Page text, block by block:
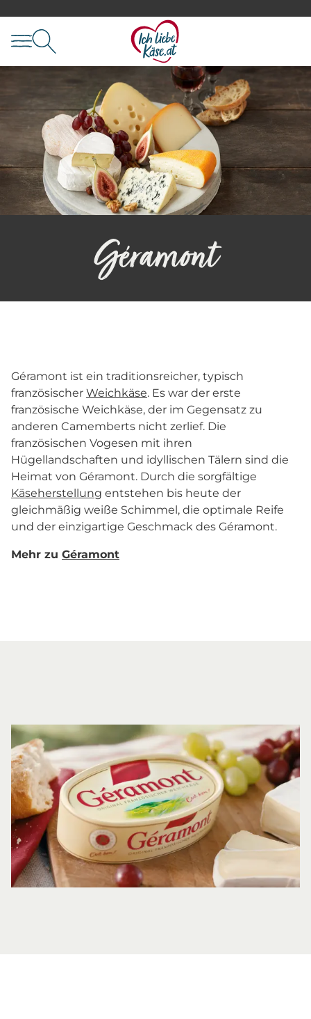
Géramont
Géramont ist ein traditionsreicher, typisch
französischer Weichkäse. Es war der erste
französische Weichkäse, der im Gegensatz zu
anderen Camemberts nicht zerlief. Die
französischen Vogesen mit ihren
Hügellandschaften und idyllischen Tälern sind die
Heimat von Géramont. Durch die sorgfältige
Käseherstellung entstehen bis heute der
gleichmäßig weiße Schimmel, die optimale Reife
und der einzigartige Geschmack des Géramont.
Mehr zu Géramont